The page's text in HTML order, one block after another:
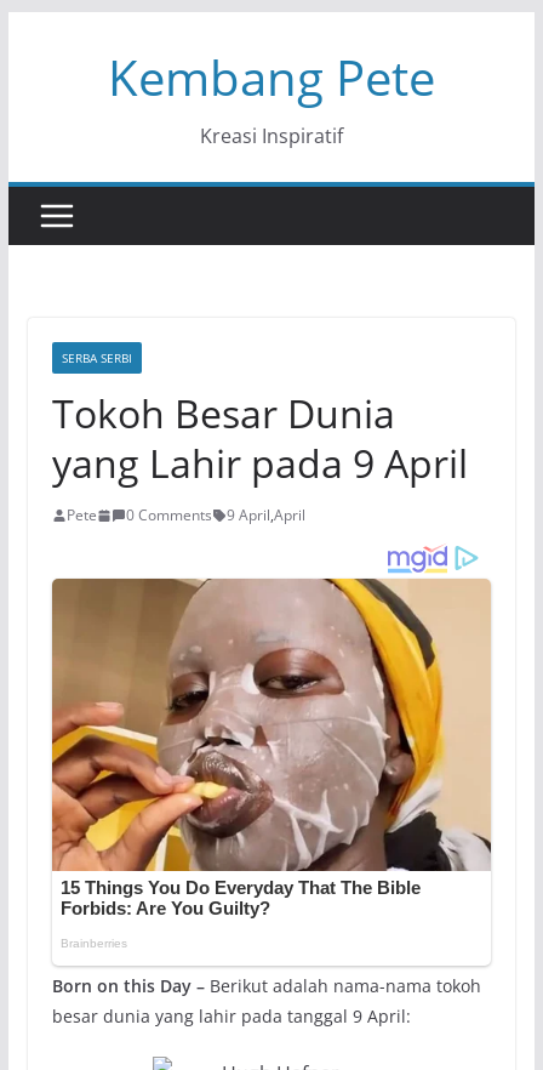
Kembang Pete
Kreasi Inspiratif
SERBA SERBI
Tokoh Besar Dunia
yang Lahir pada 9 April
Pete 0 Comments 9 April,April
Born on this Day –Berikut adalah nama-nama tokoh
besar dunia yang lahir pada tanggal 9 April: